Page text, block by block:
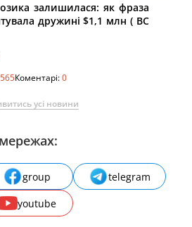
залишилася: як фраза
дружині $1,1 млн ( ВС
565Коментарі:0
усі новини
group
telegram
youtube